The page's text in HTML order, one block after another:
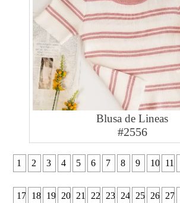
Blusa de Lineas
#2556
1 2 3 4 5 6 7 8 9 10 11
17 18 19 20 21 22 23 24 25 26 27